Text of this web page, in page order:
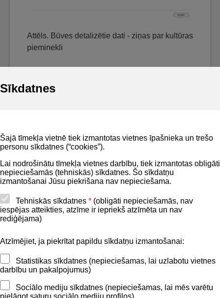
Sīkdatnes
Šajā tīmekļa vietnē tiek izmantotas vietnes īpašnieka un trešo
personu sīkdatnes (“cookies”).
Lai nodrošinātu tīmekļa vietnes darbību, tiek izmantotas obligāti
nepieciešamās (tehniskās) sīkdatnes. Šo sīkdatņu
izmantošanai Jūsu piekrišana nav nepieciešama.
Tehniskās sīkdatnes * (obligāti nepieciešamās, nav
iespējas atteikties, atzīme ir iepriekš atzīmēta un nav
rediģējama)
Atzīmējiet, ja piekrītat papildu sīkdatņu izmantošanai:
Statistikas sīkdatnes (nepieciešamas, lai uzlabotu vietnes
darbību un pakalpojumus)
Sociālo mediju sīkdatnes (nepieciešamas, lai mēs varētu
pielāgot saturu sociālo mediju profilos)
Attēls. Būves detalizētie dati - ziņas par kultūras
pieminekli
Privātuma politika
Lapas karte
Piekļūstamības paziņojums
Kontakti
BIS atbalsta dienesta tālrunis: